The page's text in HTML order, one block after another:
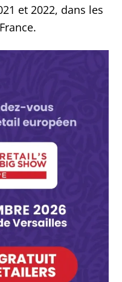
et 2022, dans les